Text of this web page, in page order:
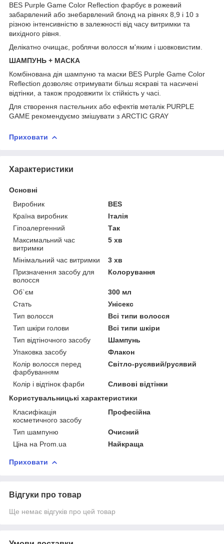
BES Purple Game Color Reflection фарбує в рожевий
забарвлений або знебарвлений блонд на рівнях 8,9 і 10 з
різною інтенсивністю в залежності від часу витримки та
вихідного рівня.
Делікатно очищає, роблячи волосся м'яким і шовковистим.
ШАМПУНЬ + МАСКА
Комбінована дія шампуню та маски BES Purple Game Color
Reflection дозволяє отримувати більш яскраві та насичені
відтінки, а також продовжити їх стійкість у часі.
Для створення пастельних або ефектів металік PURPLE
GAME рекомендуємо змішувати з ARCTIC GRAY
Приховати
Характеристики
Основні
Виробник
BES
Країна виробник
Італія
Гіпоалергенний
Так
Максимальний час
витримки
5 хв
Мінімальний час витримки
3 хв
Призначення засобу для
волосся
Колорування
Об`єм
300 мл
Стать
Унісекс
Тип волосся
Всі типи волосся
Тип шкіри голови
Всі типи шкіри
Тип відтіночного засобу
Шампунь
Упаковка засобу
Флакон
Колір волосся перед
фарбуванням
Світло-русявий/русявий
Колір і відтінок фарби
Сливові відтінки
Користувальницькі характеристики
Класифікація
косметичного засобу
Професійна
Тип шампуню
Очисний
Ціна на Prom.ua
Найкраща
Приховати
Відгуки про товар
Ще немає відгуків про цей товар